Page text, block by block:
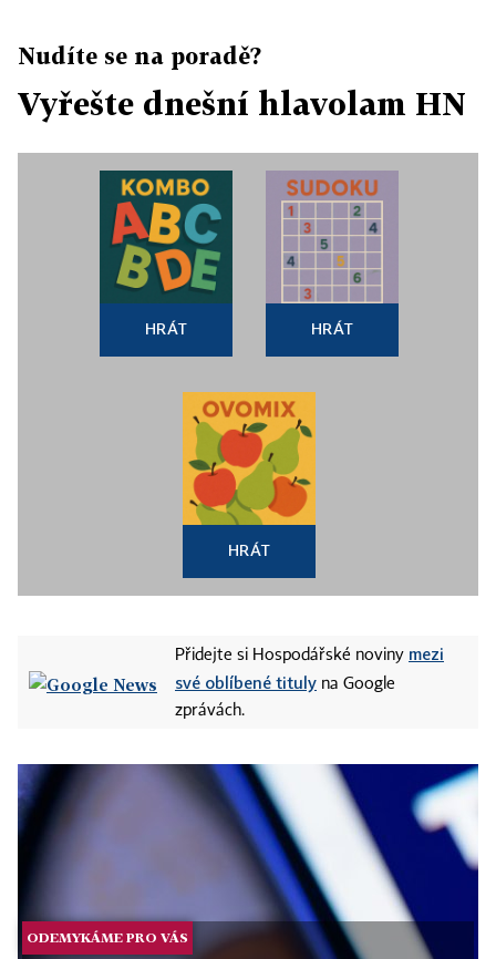
Nudíte se na poradě?
Vyřešte dnešní hlavolam HN
HRÁT HRÁT
HRÁT
Přidejte si Hospodářské noviny mezi
své oblíbené tituly na Google
zprávách.
ODEMYKÁME PRO VÁS